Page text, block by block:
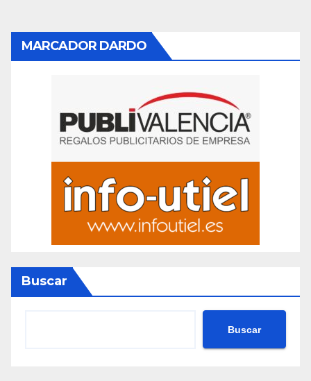
MARCADOR DARDO
Buscar
Buscar